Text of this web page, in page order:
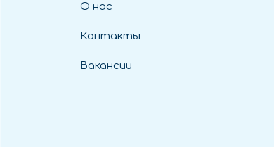
О нас
Контакты
Вакансии